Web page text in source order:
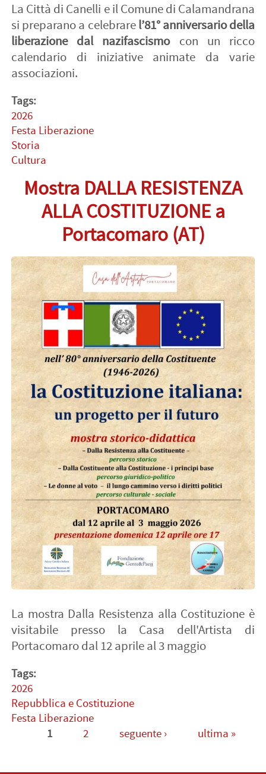
La Città di Canelli e il Comune di Calamandrana
si preparano a celebrarel’81° anniversario della
liberazione dal nazifascismocon un ricco
calendario di iniziative animate da varie
associazioni.
Tags:
2026
Festa Liberazione
Storia
Cultura
Mostra DALLA RESISTENZA
ALLA COSTITUZIONE a
Portacomaro (AT)
La mostra Dalla Resistenza alla Costituzione è
visitabile presso la Casa dell'Artista di
Portacomaro dal 12 aprile al 3 maggio
Tags:
2026
Repubblica e Costituzione
Festa Liberazione
Pagine
1 2 seguente › ultima »